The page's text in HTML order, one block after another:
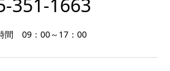
351-1663
間 09：00～17：00